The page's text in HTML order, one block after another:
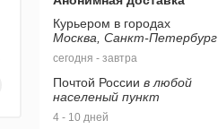
Курьером в городах
Москва, Санкт-Петербург
сегодня - завтра
Почтой России в любой
населеный пункт
4 - 10 дней